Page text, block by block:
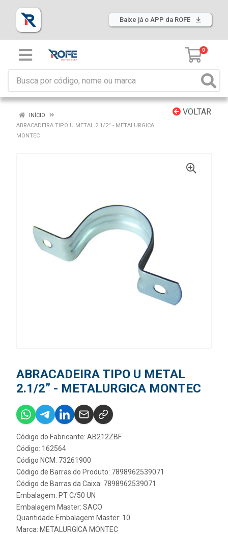
Baixe já o APP da ROFE
0
VOLTAR
INÍCIO
ABRACADEIRA TIPO U METAL 2.1/2” - METALURGICA
MONTEC
ABRACADEIRA TIPO U METAL
2.1/2” - METALURGICA MONTEC
Código do Fabricante: AB212ZBF
Código: 162564
Código NCM: 73261900
Código de Barras do Produto: 7898962539071
Código de Barras da Caixa: 7898962539071
Embalagem: PT C/50 UN
Embalagem Master: SACO
Quantidade Embalagem Master: 10
Marca: METALURGICA MONTEC